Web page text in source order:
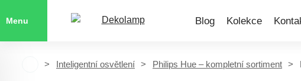
Menu Blog Kolekce
Inteligentní osvětlení Philips Hue – kompletní sortiment